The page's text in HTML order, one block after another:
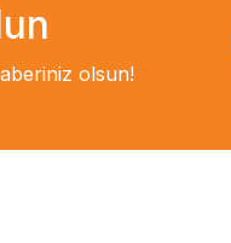
olsun!